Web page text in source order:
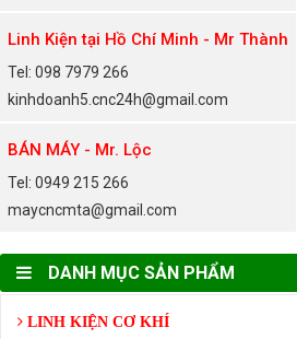
Linh Kiện tại Hồ Chí Minh - Mr Thành
Tel: 098 7979 266
kinhdoanh5.cnc24h@gmail.com
BÁN MÁY - Mr. Lộc
Tel: 0949 215 266
maycncmta@gmail.com
DANH MỤC SẢN PHẨM
LINH KIỆN CƠ KHÍ